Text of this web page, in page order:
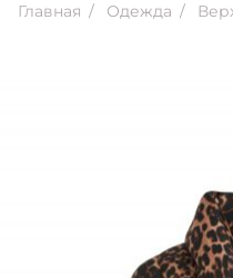
Главная Одежда